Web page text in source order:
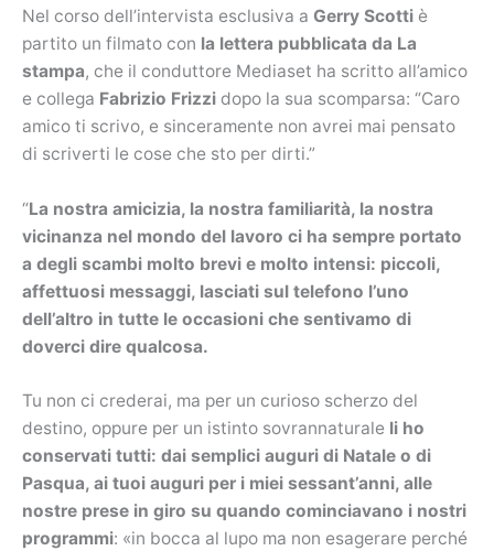
Nel corso dell’intervista esclusiva a Gerry Scotti è
partito un filmato con la lettera pubblicata da La
stampa, che il conduttore Mediaset ha scritto all’amico
e collega Fabrizio Frizzi dopo la sua scomparsa: “Caro
amico ti scrivo, e sinceramente non avrei mai pensato
di scriverti le cose che sto per dirti.”
“La nostra amicizia, la nostra familiarità, la nostra
vicinanza nel mondo del lavoro ci ha sempre portato
a degli scambi molto brevi e molto intensi: piccoli,
affettuosi messaggi, lasciati sul telefono l’uno
dell’altro in tutte le occasioni che sentivamo di
doverci dire qualcosa.
Tu non ci crederai, ma per un curioso scherzo del
destino, oppure per un istinto sovrannaturale li ho
conservati tutti: dai semplici auguri di Natale o di
Pasqua, ai tuoi auguri per i miei sessant’anni, alle
nostre prese in giro su quando cominciavano i nostri
programmi: «in bocca al lupo ma non esagerare perché